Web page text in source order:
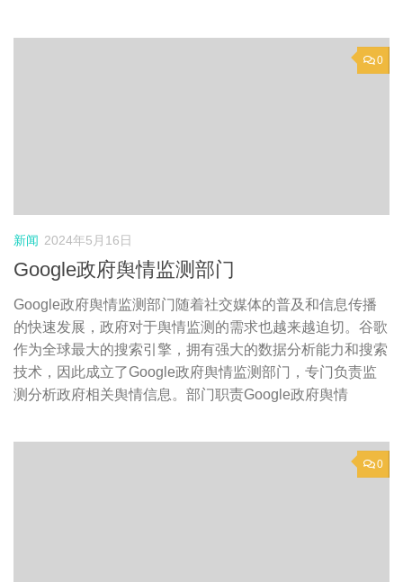
0
新闻 2024年5月16日
Google政府舆情监测部门
Google政府舆情监测部门随着社交媒体的普及和信息传播
的快速发展，政府对于舆情监测的需求也越来越迫切。谷歌
作为全球最大的搜索引擎，拥有强大的数据分析能力和搜索
技术，因此成立了Google政府舆情监测部门，专门负责监
测分析政府相关舆情信息。部门职责Google政府舆情
0